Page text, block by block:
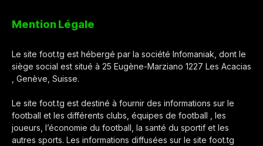
Mention Légale
Le site foot.tg est hébergé par la société Infomaniak, dont le
siège social est situé à 25 Eugène-Marziano 1227 Les Acacias
, Genève, Suisse.
Le site foot.tg est destiné à fournir des informations sur le
football et les différents clubs, équipes de football , les
joueurs, l’économie du football, la santé du sportif et les
autres sports. Les informations diffusées sur le site foot.tg